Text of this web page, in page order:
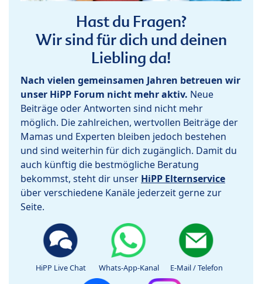
Hast du Fragen?
Wir sind für dich und deinen
Liebling da!
Nach vielen gemeinsamen Jahren betreuen wir
unser HiPP Forum nicht mehr aktiv. Neue
Beiträge oder Antworten sind nicht mehr
möglich. Die zahlreichen, wertvollen Beiträge der
Mamas und Experten bleiben jedoch bestehen
und sind weiterhin für dich zugänglich. Damit du
auch künftig die bestmögliche Beratung
bekommst, steht dir unser HiPP Elternservice
über verschiedene Kanäle jederzeit gerne zur
Seite.
HiPP Live Chat Whats-App-Kanal E-Mail / Telefon